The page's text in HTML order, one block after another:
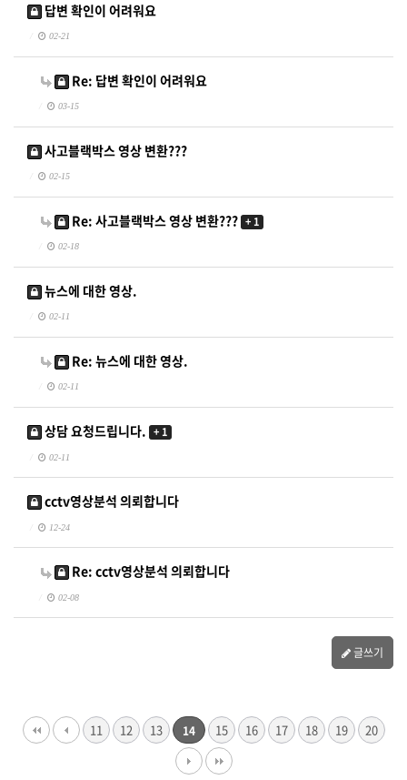
답변 확인이 어려워요
02-21
Re: 답변 확인이 어려워요
03-15
사고블랙박스 영상 변환???
02-15
Re: 사고블랙박스 영상 변환??? + 1
02-18
뉴스에 대한 영상.
02-11
Re: 뉴스에 대한 영상.
02-11
상담 요청드립니다. + 1
02-11
cctv영상분석 의뢰합니다
12-24
Re: cctv영상분석 의뢰합니다
02-08
글쓰기
11 12 13 14 15 16 17 18 19 20